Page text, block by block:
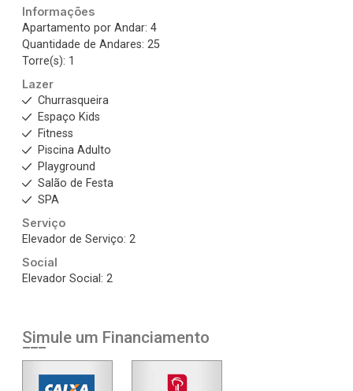
Informações
Apartamento por Andar: 4
Quantidade de Andares: 25
Torre(s): 1
Lazer
Churrasqueira
Espaço Kids
Fitness
Piscina Adulto
Playground
Salão de Festa
SPA
Serviço
Elevador de Serviço: 2
Social
Elevador Social: 2
Simule um Financiamento